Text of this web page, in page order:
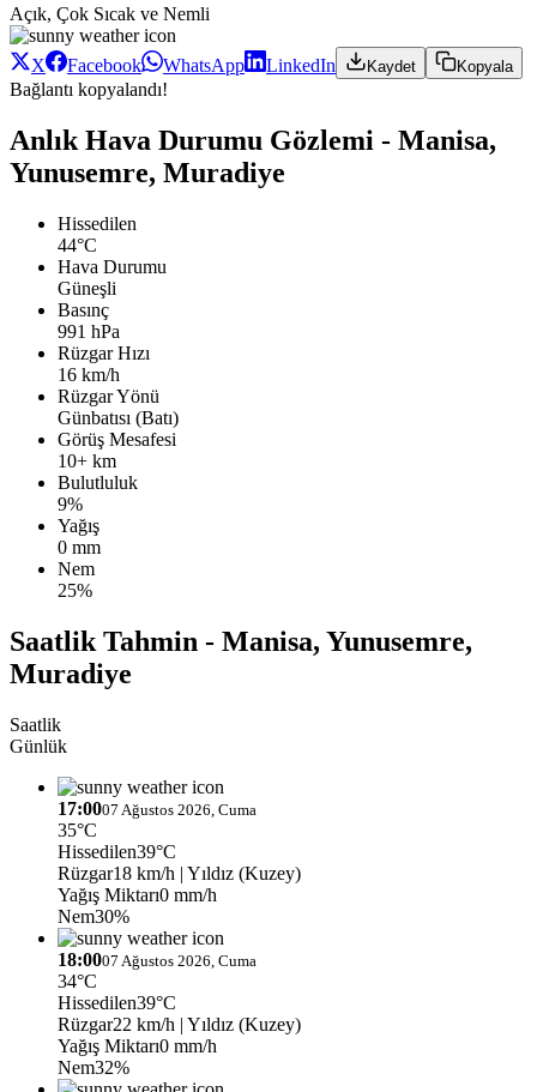
Açık, Çok Sıcak ve Nemli
X Facebook WhatsApp LinkedIn Kaydet Kopyala
Bağlantı kopyalandı!
Anlık Hava Durumu Gözlemi - Manisa,
Yunusemre, Muradiye
Hissedilen
44°C
Hava Durumu
Güneşli
Basınç
991 hPa
Rüzgar Hızı
16 km/h
Rüzgar Yönü
Günbatısı (Batı)
Görüş Mesafesi
10+ km
Bulutluluk
9%
Yağış
0 mm
Nem
25%
Saatlik Tahmin - Manisa, Yunusemre,
Muradiye
Saatlik
Günlük
17:0007 Ağustos 2026, Cuma
35°C
Hissedilen39°C
Rüzgar18 km/h | Yıldız (Kuzey)
Yağış Miktarı0 mm/h
Nem30%
18:0007 Ağustos 2026, Cuma
34°C
Hissedilen39°C
Rüzgar22 km/h | Yıldız (Kuzey)
Yağış Miktarı0 mm/h
Nem32%